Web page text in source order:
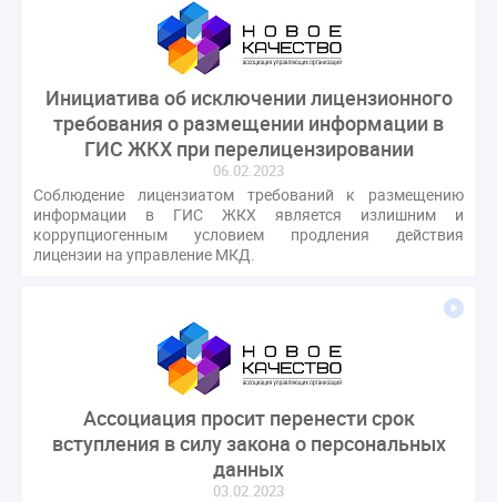
неосновательное обогащение
непредвиденные расходы
нормотворчество
общедомовое имущество
общедомовой прибор учета
общее собрание
общественный совет
объект культурного наследия
особенности взимания пени
оспаривание ОСС
перелицензирование
переуступка
плановые проверки
пожарная безопасность
прекращение договора
проект постановления
реестр УК связь
совет МКД
статистика
страхование МКД
строительство
судебная практика
техническая документация
техпаспорт
умный дом
экспертный совет
Инициатива об исключении лицензионного
требования о размещении информации в
ГИС ЖКХ при перелицензировании
06.02.2023
Соблюдение лицензиатом требований к размещению
информации в ГИС ЖКХ является излишним и
коррупциогенным условием продления действия
лицензии на управление МКД.
Ассоциация просит перенести срок
вступления в силу закона о персональных
данных
03.02.2023